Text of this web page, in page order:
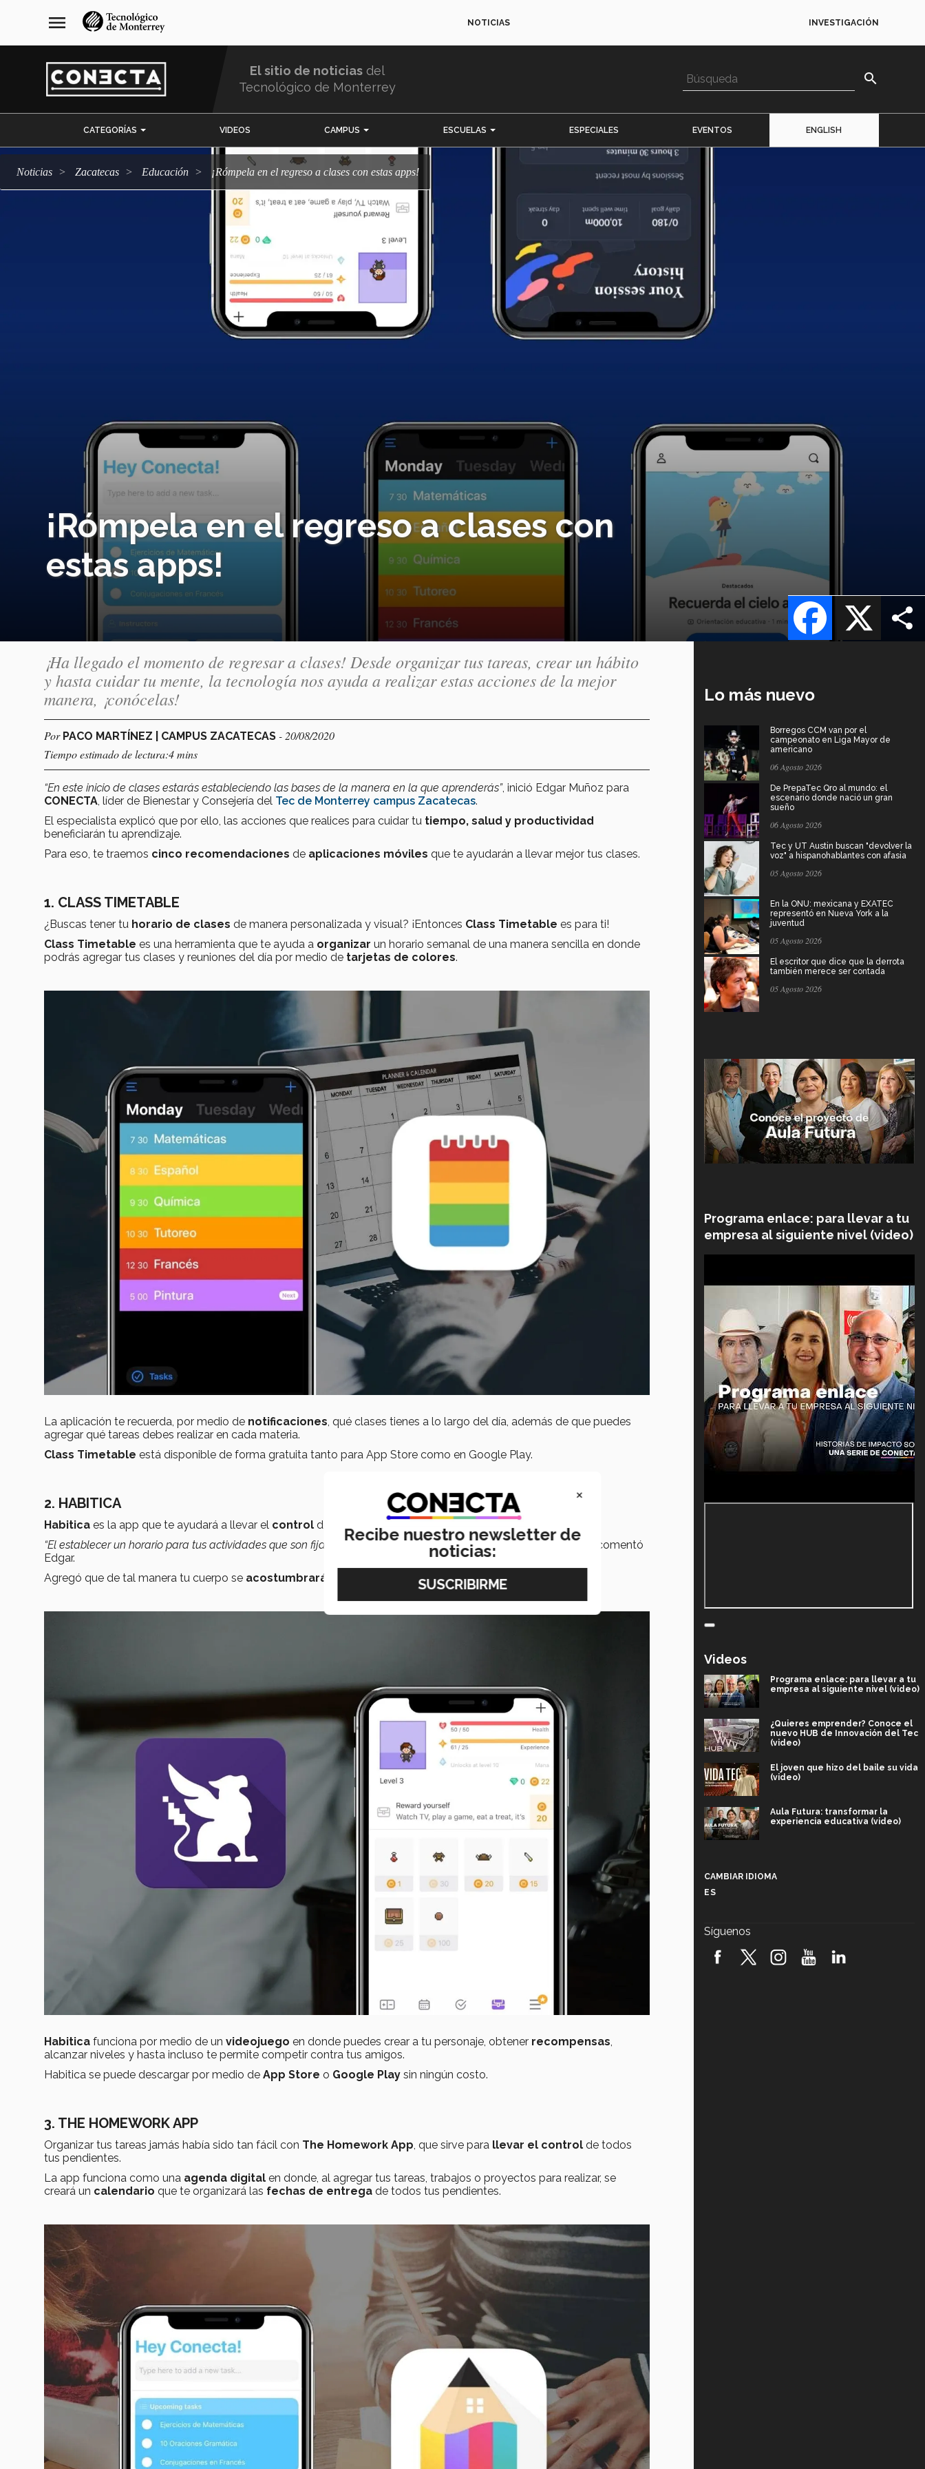
navegación
principal
menu NOTICIAS INVESTIGACIÓN
El sitio de noticias del
Tecnológico de Monterrey
search
CATEGORÍAS VIDEOS CAMPUS ESCUELAS ESPECIALES EVENTOS ENGLISH
Noticias Zacatecas Educación ¡Rómpela en el regreso a clases con estas apps!
¡Rómpela en el regreso a clases con
estas apps!
X
Facebook
¡Ha llegado el momento de regresar a clases! Desde organizar tus tareas, crear un hábito
y hasta cuidar tu mente, la tecnología nos ayuda a realizar estas acciones de la mejor
manera, ¡conócelas!
Por PACO MARTÍNEZ | CAMPUS ZACATECAS - 20/08/2020
Tiempo estimado de lectura:4 mins
“En este inicio de clases estarás estableciendo las bases de la manera en la que aprenderás”, inició Edgar Muñoz para
CONECTA , líder de Bienestar y Consejería del Tec de Monterrey campus Zacatecas.
El especialista explicó que por ello, las acciones que realices para cuidar tu tiempo, salud y productividad
beneficiarán tu aprendizaje.
Para eso, te traemos cinco recomendaciones de aplicaciones móviles que te ayudarán a llevar mejor tus clases.
1. CLASS TIMETABLE
¿Buscas tener tu horario de clases de manera personalizada y visual? ¡Entonces Class Timetable es para ti!
Class Timetable es una herramienta que te ayuda a organizar un horario semanal de una manera sencilla en donde
podrás agregar tus clases y reuniones del día por medio de tarjetas de colores.
La aplicación te recuerda, por medio de notificaciones , qué clases tienes a lo largo del día, además de que puedes
agregar qué tareas debes realizar en cada materia.
Class Timetable está disponible de forma gratuita tanto para App Store como en Google Play.
2. HABITICA
Habitica es la app que te ayudará a llevar el control de todos tus hábitos
, si no te resulta fácil llevarlos.
“El establecer un horario para tus actividades que son fijas, es una de las formas más fáciles de crear un hábito”,
comentó
Edgar.
Agregó que de tal manera tu cuerpo se acostumbrará a que ese horario está destinado para cierta tarea.
Habitica funciona por medio de un videojuego en donde puedes crear a tu personaje, obtener recompensas,
alcanzar niveles y hasta incluso te permite competir contra tus amigos.
Habitica se puede descargar por medio de App Store o Google Play sin ningún costo.
3. THE HOMEWORK APP
Organizar tus tareas jamás había sido tan fácil con The Homework App, que sirve para llevar el control de todos
tus pendientes.
La app funciona como una agenda digital en donde, al agregar tus tareas, trabajos o proyectos para realizar, se
creará un calendario que te organizará las fechas de entrega de todos tus pendientes.
Lo más nuevo
Borregos CCM van por el
campeonato en Liga Mayor de
americano
06 Agosto 2026
De PrepaTec Qro al mundo: el
escenario donde nació un gran
sueño
06 Agosto 2026
Tec y UT Austin buscan "devolver la
voz" a hispanohablantes con afasia
05 Agosto 2026
En la ONU: mexicana y EXATEC
representó en Nueva York a la
juventud
05 Agosto 2026
El escritor que dice que la derrota
también merece ser contada
05 Agosto 2026
Programa enlace: para llevar a tu
empresa al siguiente nivel (video)
Videos
Programa enlace: para llevar a tu
empresa al siguiente nivel (video)
¿Quieres emprender? Conoce el
nuevo HUB de Innovación del Tec
(video)
El joven que hizo del baile su vida
(video)
Aula Futura: transformar la
experiencia educativa (video)
robótica FIRST 2026! (video)
CAMBIAR IDIOMA
ES
Síguenos
×
Recibe nuestro newsletter de
noticias: